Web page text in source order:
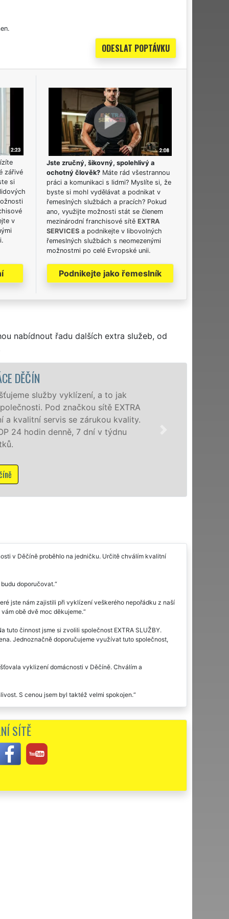
zářivé
si
v
Jste zručný, šikovný, spolehlivý a
ochotný člověk? Máte rád všestrannou
práci a komunikaci s lidmi? Myslíte si, že
byste si mohl vydělávat a podnikat v
řemeslných službách a pracích? Pokud
ano, využijte možnosti stát se členem
mezinárodní franchisové sítě EXTRA
SERVICES a podnikejte v libovolných
řemeslných službách s neomezenými
možnostmi po celé Evropské unii.
Podnikejte jako řemeslník
nabídnout řadu dalších extra služeb, od
Společnost EXTRA VYKLÍZENÍ
poboček levné, přesto kvalitní a
okolí. Poskytujeme tuto službu
zárukou kvalitně odvedené práce,
v Děčíně proběhlo na jedničku. Určitě chválím kvalitní
doporučovat.
jste nám zajistili při vyklízení veškerého nepořádku z naší
obě dvě moc děkujeme.
činnost jsme si zvolili společnost EXTRA SLUŽBY.
Jednoznačně doporučujeme využívat tuto společnost,
vyklizení domácnosti v Děčíně. Chválím a
S cenou jsem byl taktéž velmi spokojen.
odpovídající. Doporučuju.
SÍTĚ